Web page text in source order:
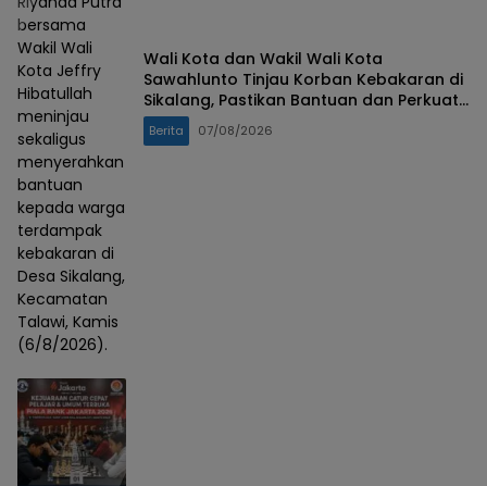
bersama
Wakil Wali
Kota Jeffry
Hibatullah
meninjau
sekaligus
menyerahkan
bantuan
kepada warga
terdampak
kebakaran di
Desa Sikalang,
Kecamatan
Talawi, Kamis
(6/8/2026).
Wali Kota dan Wakil Wali Kota
Sawahlunto Tinjau Korban Kebakaran di
Sikalang, Pastikan Bantuan dan Perkuat
Mitigasi Bencana
Berita 07/08/2026